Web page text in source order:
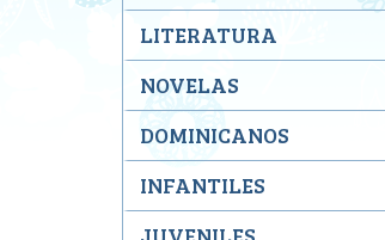
LITERATURA
NOVELAS
DOMINICANOS
INFANTILES